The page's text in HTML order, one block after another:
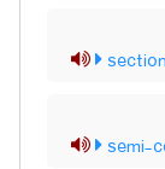
semi-